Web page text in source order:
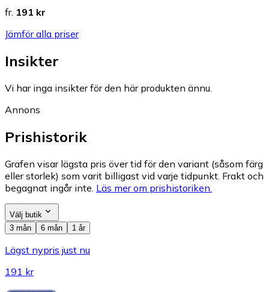
fr. 191 kr
Jämför alla priser
Insikter
Vi har inga insikter för den här produkten ännu.
Annons
Prishistorik
Grafen visar lägsta pris över tid för den variant (såsom färg
eller storlek) som varit billigast vid varje tidpunkt. Frakt och
begagnat ingår inte. Läs mer om prishistoriken.
Välj butik
3 mån
6 mån 1 år
Lägst nypris just nu
191 kr